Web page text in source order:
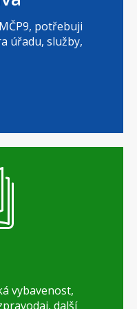
potřebuji
úřadu, služby,
vybavenost,
další